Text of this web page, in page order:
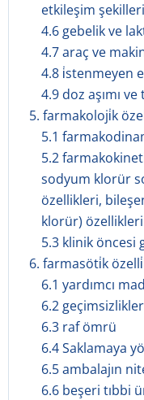
etkileşim şekilleri
4.6 gebelik ve
4.7 araç ve
4.8 i̇stenmeyen
4.9 doz aşımı
5. farmakoloji̇k
5.1
5.2
sodyum klorür
özellikleri,
klorür)
5.3 klinik öncesi
6. farmasöti̇k
6.1 yardımcı
6.2 geçimsizlikler
6.3 raf ömrü
6.4 Saklamaya
6.5 ambalajın
6.6 beşeri tıbbi